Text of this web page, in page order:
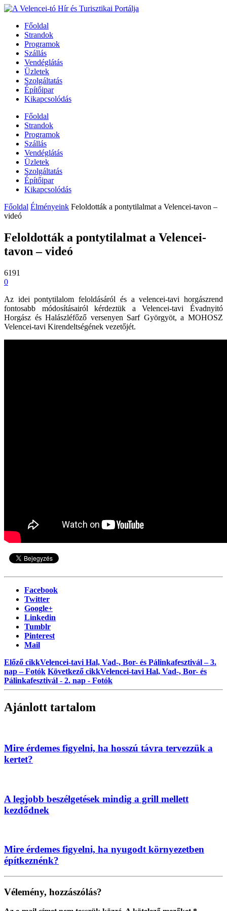
Főoldal
Strandok
Programok
Szállás
Vendéglátás
Üzletek
Szolgáltatás
Építőipar
Kikapcsolódás
Főoldal
Strandok
Programok
Szállás
Vendéglátás
Üzletek
Szolgáltatás
Építőipar
Kikapcsolódás
Főoldal Élményeink Feloldották a pontytilalmat a Velencei-tavon –
videó
Feloldották a pontytilalmat a Velencei-
tavon – videó
6191
0
Az idei pontytilalom feloldásáról és a velencei-tavi horgászrend
fontosabb módosításairól kérdeztük a Velencei-tavi Évadnyitó
Horgász és Halászléfőző versenyen Sarf Györgyöt, a MOHOSZ
Velencei-tavi Kirendeltségének vezetőjét.
Facebook
Twitter
Google+
Linkedin
Tumblr
Pinterest
Mail
Előző cikkVelencei-tavi Hal, Vad-, Bor- és Pálinkafesztivál – 3.
nap – Fotók Következő cikkVelencei-tavi Hal, Vad-, Bor- és
Pálinkafesztivál - 2. nap - Fotók
Ajánlott tartalom
Mire érdemes figyelni, ha hosszú távra tervezzük a
kertet?
A legjobb beszélgetések mindig a grill mellett
kezdődnek
Mire érdemes figyelni, ha nyugodt környezetben
építkeznénk?
Vélemény, hozzászólás?